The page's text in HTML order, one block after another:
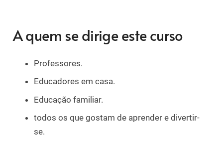
A quem se dirige este curso
Professores.
Educadores em casa.
Educação familiar.
todos os que gostam de aprender e divertir-
se.